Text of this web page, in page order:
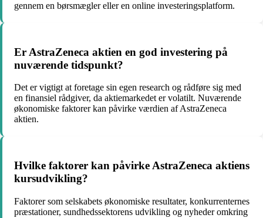
gennem en børsmægler eller en online investeringsplatform.
Er AstraZeneca aktien en god investering på
nuværende tidspunkt?
Det er vigtigt at foretage sin egen research og rådføre sig med
en finansiel rådgiver, da aktiemarkedet er volatilt. Nuværende
økonomiske faktorer kan påvirke værdien af AstraZeneca
aktien.
Hvilke faktorer kan påvirke AstraZeneca aktiens
kursudvikling?
Faktorer som selskabets økonomiske resultater, konkurrenternes
præstationer, sundhedssektorens udvikling og nyheder omkring